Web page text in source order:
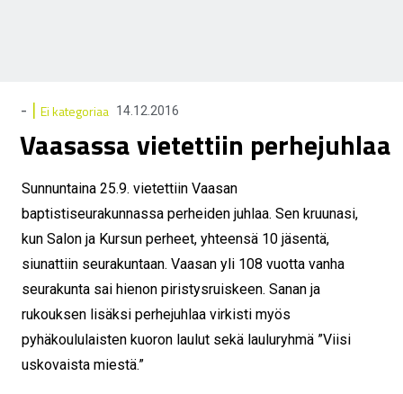
- | Ei kategoriaa 14.12.2016
Vaasassa vietettiin perhejuhlaa
Sunnuntaina 25.9. vietettiin Vaasan
baptistiseurakunnassa perheiden juhlaa. Sen kruunasi,
kun Salon ja Kursun perheet, yhteensä 10 jäsentä,
siunattiin seurakuntaan. Vaasan yli 108 vuotta vanha
seurakunta sai hienon piristysruiskeen. Sanan ja
rukouksen lisäksi perhejuhlaa virkisti myös
pyhäkoululaisten kuoron laulut sekä lauluryhmä ”Viisi
uskovaista miestä.”